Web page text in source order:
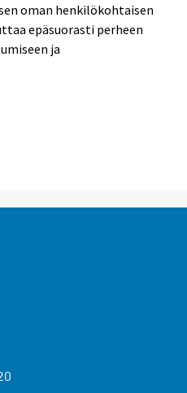
oman henkilökohtaisen
epäsuorasti perheen
ja